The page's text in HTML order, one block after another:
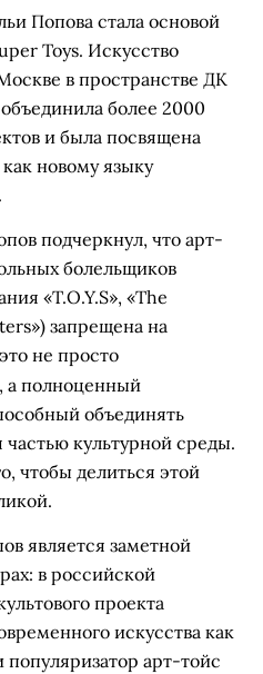
Попова стала основой
Toys. Искусство
в пространстве ДК
более 2000
и была посвящена
новому языку
подчеркнул, что арт-
болельщиков
«T.O.Y.S», «The
запрещена на
не просто
а полноценный
объединять
культурной среды.
чтобы делиться этой
является заметной
в российской
проекта
искусства как
арт-тойс